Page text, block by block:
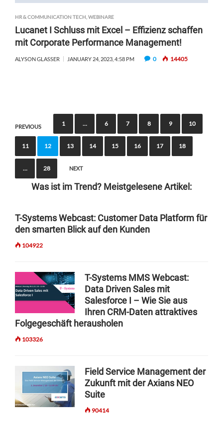
HR & COMMUNICATION TECH WEBINARE
Lucanet I Schluss mit Excel – Effizienz schaffen
mit Corporate Performance Management!
ALYSON GLASSER JANUARY 24, 2023, 4:58 PM 0 14405
P
o
s
a
v
i
a
t
i
o
n
PREVIOUS 1 … 6 7 8 9 10
11 12 13 14 15 16 17 18
… 28 NEXT
Was ist im Trend? Meistgelesene Artikel:
T-Systems Webcast: Customer Data Platform für
den smarten Blick auf den Kunden
104922
T-Systems MMS Webcast:
Data Driven Sales mit
Salesforce I – Wie Sie aus
Ihren CRM-Daten attraktives
Folgegeschäft herausholen
103326
Field Service Management der
Zukunft mit der Axians NEO
Suite
90414